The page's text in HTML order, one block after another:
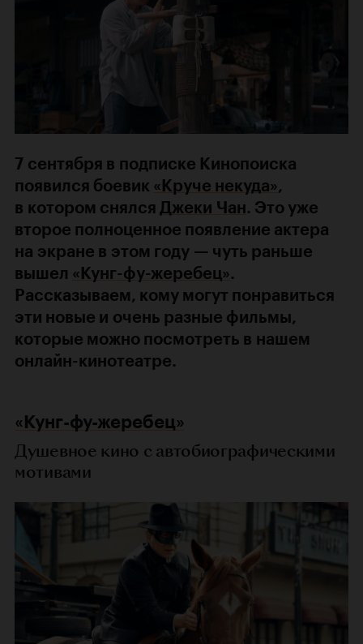
7 сентября в подписке Кинопоиска
появился боевик «Круче некуда»,
в котором снялся Джеки Чан. Это уже
второе полноценное появление актера
на экране в этом году — чуть раньше
вышел «Кунг-фу-жеребец».
Рассказываем, кому могут понравиться
эти новые и очень разные фильмы,
которые можно посмотреть в нашем
онлайн-кинотеатре.
«Кунг-фу-жеребец»
Душевное кино с автобиографическими
мотивами